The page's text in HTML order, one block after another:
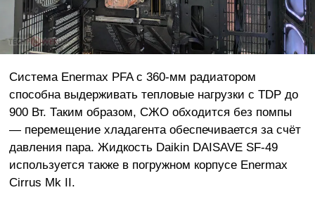
Система Enermax PFA с 360-мм радиатором
способна выдерживать тепловые нагрузки с TDP до
900 Вт. Таким образом, СЖО обходится без помпы
— перемещение хладагента обеспечивается за счёт
давления пара. Жидкость Daikin DAISAVE SF-49
используется также в погружном корпусе Enermax
Cirrus Mk II.